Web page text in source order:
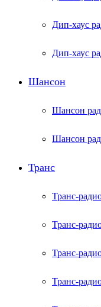
Дип-хаус
Дип-хаус
Шансон
Шансон
Шансон
Транс
Транс-
Транс-
Транс-
Транс-